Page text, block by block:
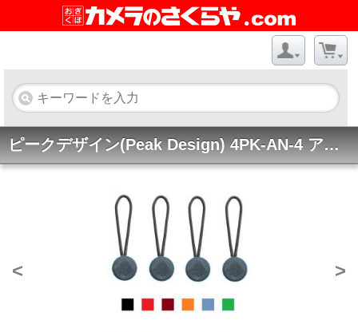
ピークデザイン(Peak Design) 4PK-AN-4 アンカー 4個
< >